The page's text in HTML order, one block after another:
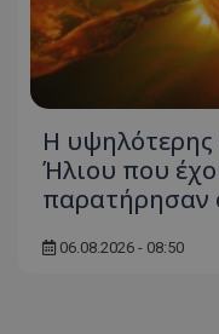
Η υψηλότερης
Ήλιου που
παρατήρησαν
06.08.2026 - 08:50